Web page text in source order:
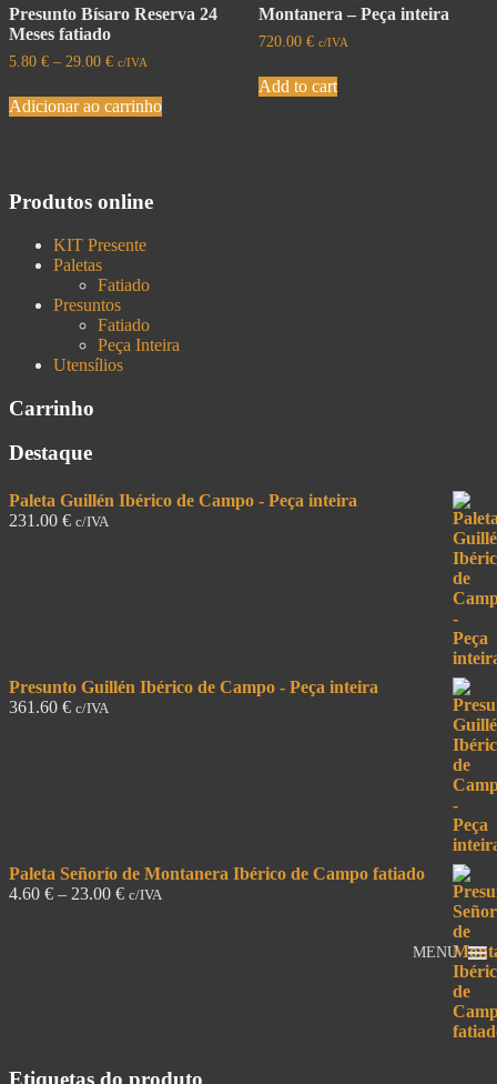
MENU
Presunto Bísaro Reserva 24
Meses fatiado
5.80 € – 29.00 € c/IVA
Adicionar ao carrinho
Montanera – Peça inteira
720.00 € c/IVA
Add to cart
Produtos online
KIT Presente
Paletas
Fatiado
Presuntos
Fatiado
Peça Inteira
Utensílios
Carrinho
Destaque
Paleta Guillén Ibérico de Campo - Peça inteira
231.00 € c/IVA
Presunto Guillén Ibérico de Campo - Peça inteira
361.60 € c/IVA
Paleta Señorío de Montanera Ibérico de Campo fatiado
4.60 € – 23.00 € c/IVA
Etiquetas do produto